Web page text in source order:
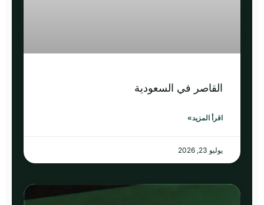
القاصر في السعودية
اقرأ المزيد»
يوليو 23, 2026